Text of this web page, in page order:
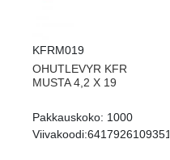
KFRM019
OHUTLEVYR KFR
MUSTA 4,2 X 19
Pakkauskoko: 1000
Viivakoodi:6417926109351